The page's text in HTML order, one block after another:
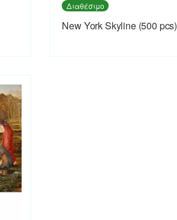
Διαθέσιμο
New York Skyline (500 pcs)